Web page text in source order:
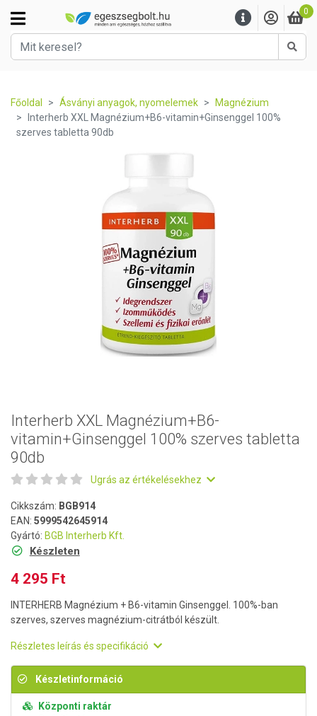
0
Főoldal Ásványi anyagok, nyomelemek
Magnézium
Interherb XXL Magnézium+B6-vitamin+Ginsenggel 100%
szerves tabletta 90db
Interherb XXL Magnézium+B6-
vitamin+Ginsenggel 100% szerves tabletta
90db
Ugrás az értékelésekhez
Cikkszám: BGB914
EAN: 5999542645914
Gyártó: BGB Interherb Kft.
Készleten
4 295 Ft
INTERHERB Magnézium + B6-vitamin Ginsenggel. 100%-ban
szerves, szerves magnézium-citrátból készült.
Részletes leírás és specifikáció
Készletinformáció
Központi raktár